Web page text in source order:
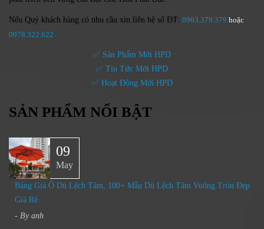
Nếu Quý khách hàng có nhu cầu xin liên hệ số ĐT: 0963.379.379 hoặc
0978.322.622
✅ Sản Phẩm Mới HPD
✅ Tin Tức Mới HPD
✅ Hoạt Động Mới HPD
SẢN PHẨM NỔI BẬT
09
May
Bảng Giá Ô Dù Lệch Tâm, 100+ Mẫu Dù Lệch Tâm Vuông Tròn Đẹp
Giá Rẻ
- By anh